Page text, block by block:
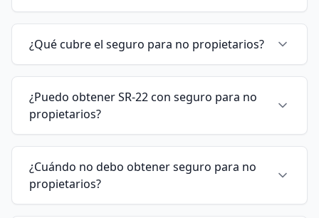
¿Qué cubre el seguro para no propietarios?
¿Puedo obtener SR-22 con seguro para no
propietarios?
¿Cuándo no debo obtener seguro para no
propietarios?